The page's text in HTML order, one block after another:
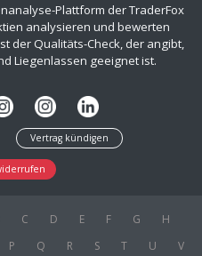
Plattform der TraderFox
analysieren und bewerten
der Qualitäts-Check, der angibt,
Liegenlassen geeignet ist.
Vertrag kündigen
C D E F G
H
P Q R S T U V